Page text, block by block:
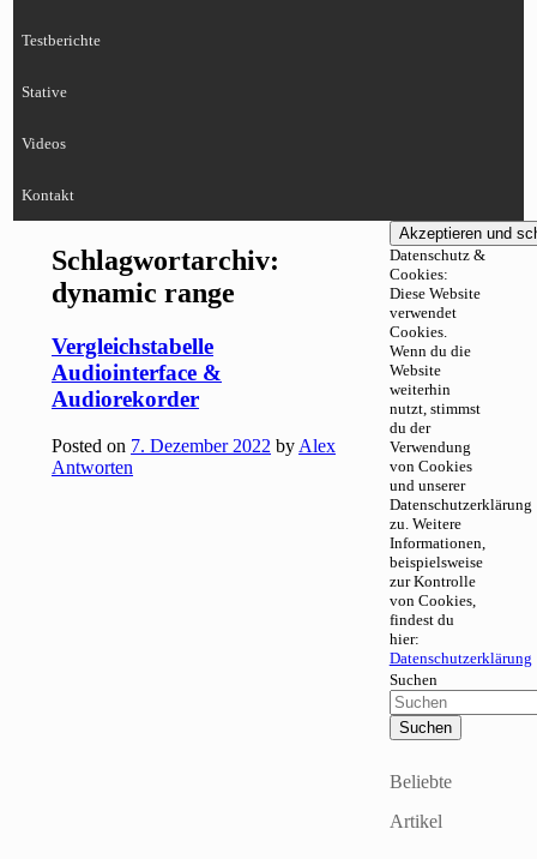
Testberichte
Stative
Videos
Kontakt
Schlagwortarchiv:
dynamic range
Vergleichstabelle
Audiointerface &
Audiorekorder
Posted on 7. Dezember 2022 by Alex
Antworten
Datenschutz &
Cookies:
Diese Website
verwendet
Cookies.
Wenn du die
Website
weiterhin
nutzt, stimmst
du der
Verwendung
von Cookies
und unserer
Datenschutzerklärung
zu. Weitere
Informationen,
beispielsweise
zur Kontrolle
von Cookies,
findest du
hier:
Datenschutzerklärung
Suchen
Beliebte
Artikel